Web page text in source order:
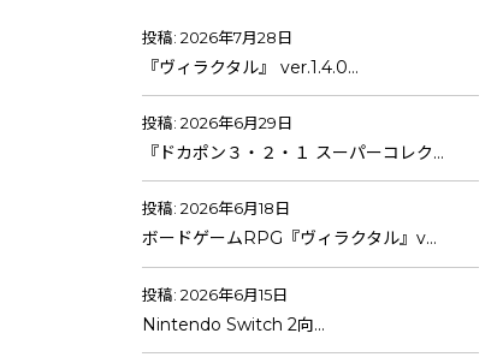
投稿: 2026年7月28日
『ヴィラクタル』 ver.1.4.0…
投稿: 2026年6月29日
『ドカポン３・２・１ スーパーコレク…
投稿: 2026年6月18日
ボードゲームRPG『ヴィラクタル』v…
投稿: 2026年6月15日
Nintendo Switch 2向…